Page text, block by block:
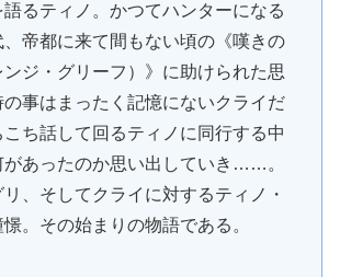
語るティノ。かつてハンターになる
帝都に来て間もない頃の《嘆きの
ジ・グリーフ）》に助けられた思
事はまったく記憶にないクライだ
こち話して回るティノに同行する中
があったのか思い出していき……。
、そしてクライに対するティノ・
。その始まりの物語である。